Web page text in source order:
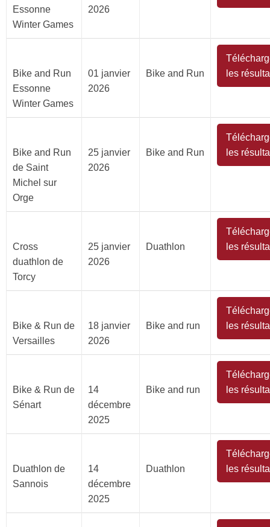
Essonne
Winter Games
2026
Bike and Run
Essonne
Winter Games
01 janvier
2026
Bike and Run
les
Bike and Run
de Saint
Michel sur
Orge
25 janvier
2026
Bike and Run
les
Cross
duathlon de
Torcy
25 janvier
2026
Duathlon
les
Bike & Run de
Versailles
18 janvier
2026
Bike and run
les
Bike & Run de
Sénart
14
décembre
2025
Bike and run
les
Duathlon de
Sannois
14
décembre
2025
Duathlon
les